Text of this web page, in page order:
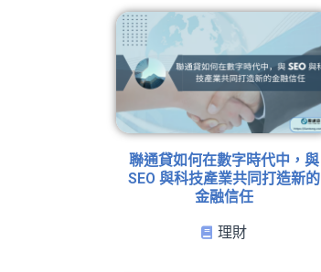
聯通貸如何在數字時代中，與
SEO 與科技產業共同打造新的
金融信任
理財